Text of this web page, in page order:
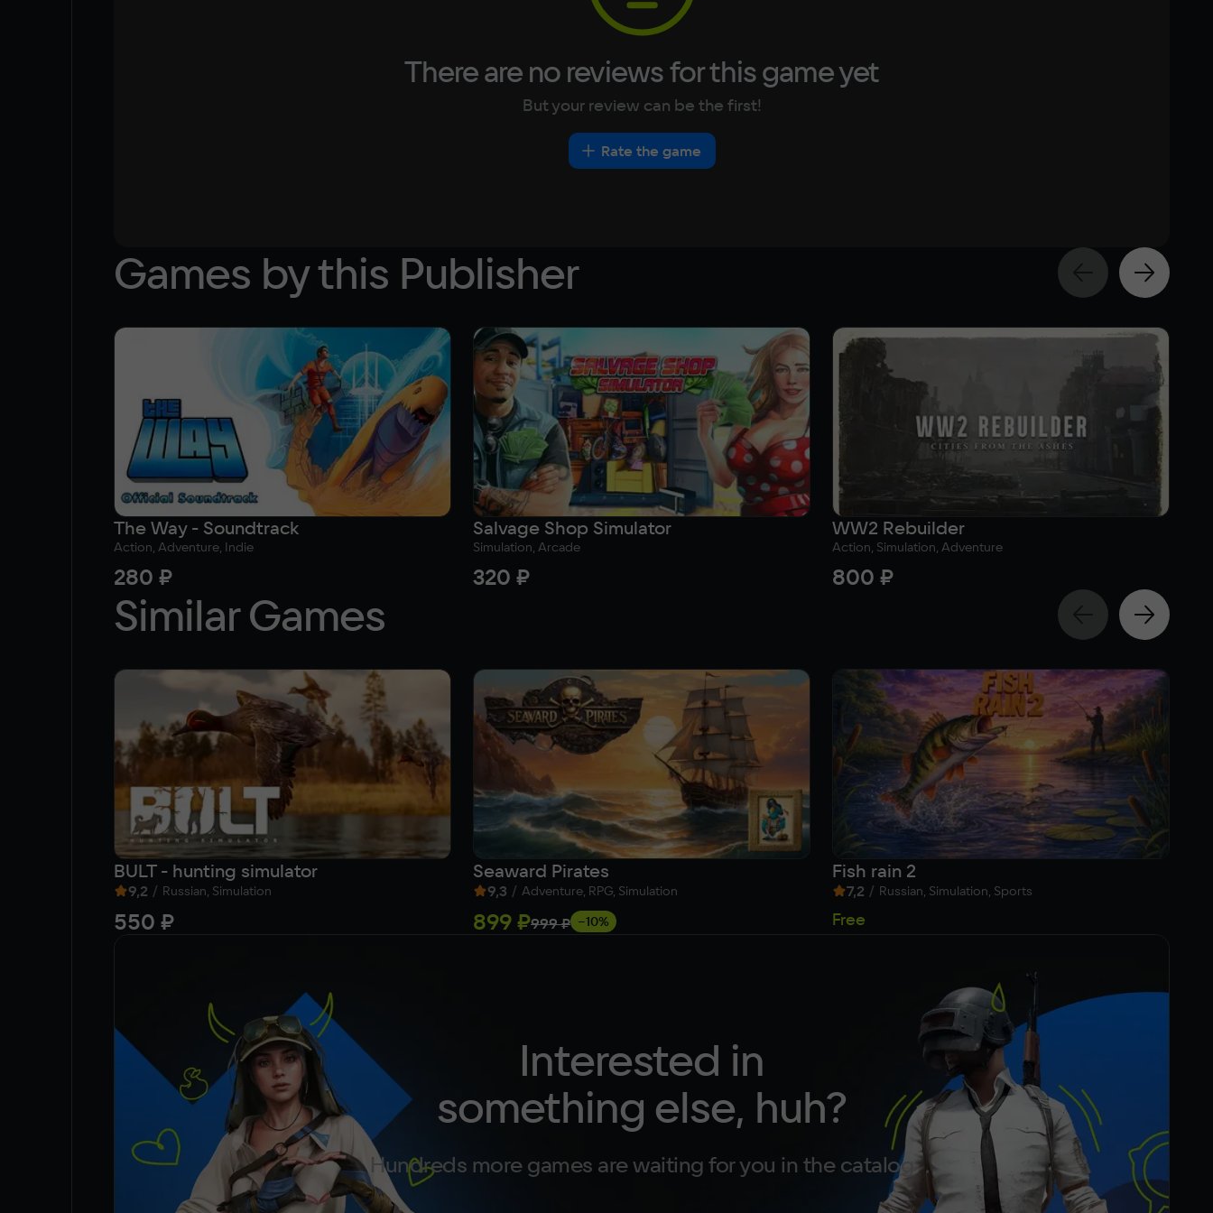
There are no reviews for this game yet
But your review can be the first!
Rate the game
Games by this Publisher
The Way - Soundtrack
Action, Adventure, Indie
280 ₽
Salvage Shop Simulator
Simulation, Arcade
320 ₽
WW2 Rebuilder
Action, Simulation, Adventure
800 ₽
Similar Games
BULT - hunting simulator
9,2 / Russian, Simulation
550 ₽
Seaward Pirates
9,3 / Adventure, RPG, Simulation
899 ₽999 ₽ −10%
Fish rain 2
7,2 / Russian, Simulation, Sports
Free
Interested in
something else, huh?
Hundreds more games are waiting for you in the catalog